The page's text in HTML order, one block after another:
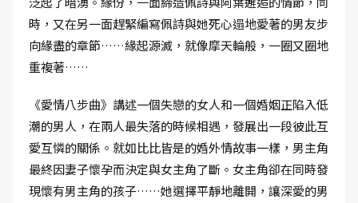
時，又在另一面趕緊編寫佩詩與她死心遢地愛著的男友步
向緣盡的章節……緣起源滅，就像摩天輪般，一圈又圈地
重複著……
《愛情八步曲》講述一個失戀的女人和一個婚姻正陷入低
潮的男人，在兩人最失落的時候相遇，發展出一段彼此互
愛互憐的關係。就如比比皆是的婚外情故事一樣，男主角
最終因妻子懷孕而決定與女主角了斷。女主角卻在同時發
現懷有男主角的孩子……她選擇平靜地離開，讓深愛的男